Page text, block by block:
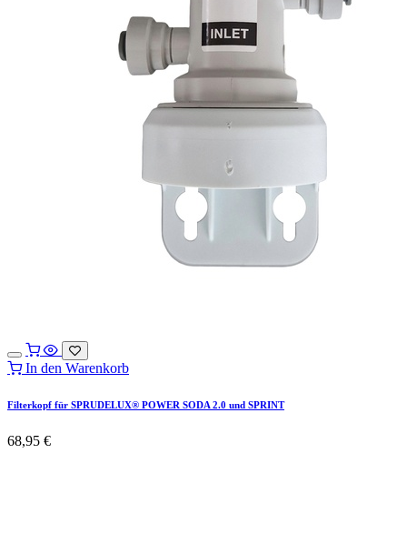
In den Warenkorb
Filterkopf für SPRUDELUX® POWER SODA 2.0 und SPRINT
68,95 €